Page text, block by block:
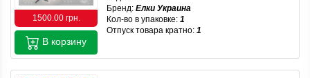
1500.00 грн.
Бренд: Елки Украина
Кол-во в упаковке: 1
Отпуск товара кратно: 1
В корзину